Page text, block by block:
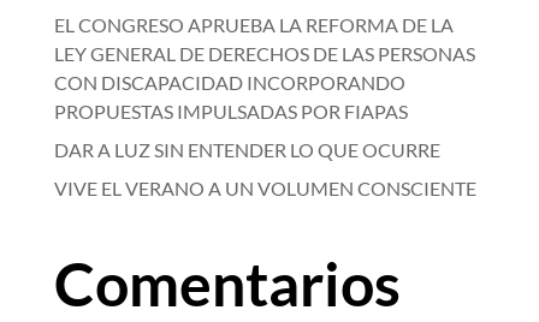
EL CONGRESO APRUEBA LA REFORMA DE LA
LEY GENERAL DE DERECHOS DE LAS PERSONAS
CON DISCAPACIDAD INCORPORANDO
PROPUESTAS IMPULSADAS POR FIAPAS
DAR A LUZ SIN ENTENDER LO QUE OCURRE
VIVE EL VERANO A UN VOLUMEN CONSCIENTE
Comentarios